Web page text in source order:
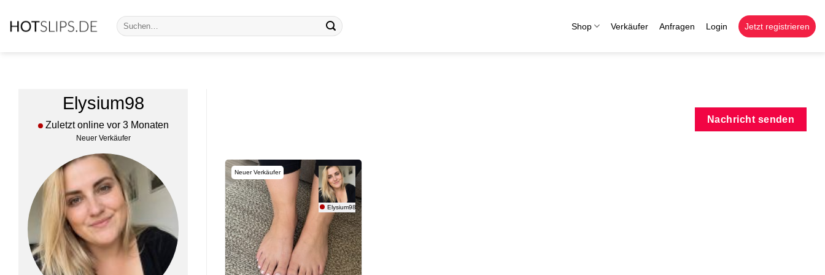
Inhalt
Suche
nach:
Shop Verkäufer Anfragen Login Jetzt registrieren
Elysium98
Zuletzt online vor 3 Monaten
Neuer Verkäufer
Nachricht senden
Neuer Verkäufer
Elysium98